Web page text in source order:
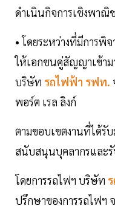
ดำเนินกิจการเชิงพาณิ
• โดยระหว่างที่มีการ
ให้เอกชนคู่สัญญาเข้า
บริษัท รถไฟฟ้า รฟท.
พอร์ต เรล ลิงก์
ตามขอบเขตงานที่ได้รั
สนับสนุนบุคลากรและรั
โดยการรถไฟฯ บริษัท
ปรึกษาของการรถไฟฯ